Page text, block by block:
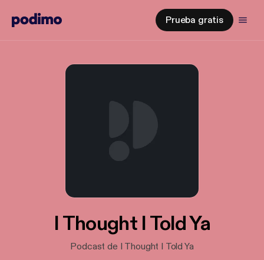
Prueba gratis
I Thought I Told Ya
Podcast de I Thought I Told Ya